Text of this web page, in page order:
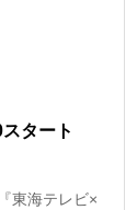
タート
東海テレビ×